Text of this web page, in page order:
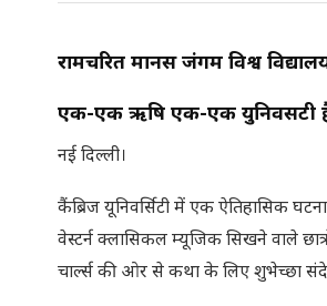
रामचरित मानस जंगम विश्व
एक-एक ऋषि एक-एक युनिवर्सिटी
नई दिल्ली।
कैंब्रिज यूनिवर्सिटी में एक ऐतिहासिक
वेस्टर्न क्लासिकल म्यूजिक सिखने वाले
चार्ल्स की ओर से कथा के लिए शुभेच्छा